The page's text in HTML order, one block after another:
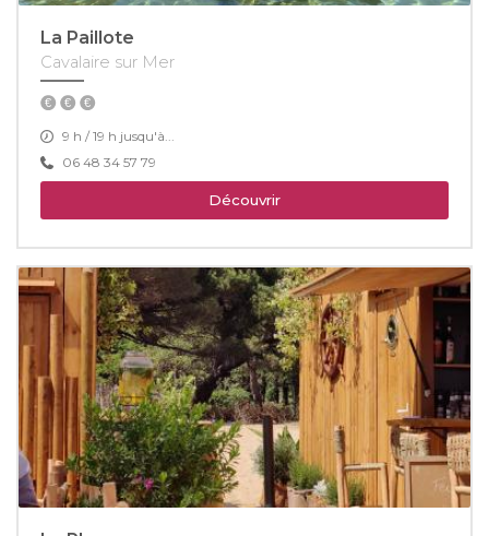
La Paillote
Cavalaire sur Mer
9 h / 19 h jusqu'à...
06 48 34 57 79
Découvrir